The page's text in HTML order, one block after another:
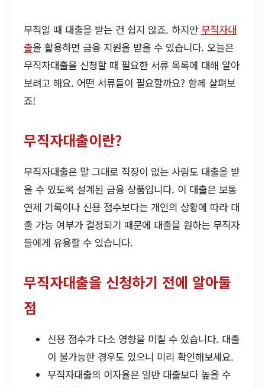
무직일 때 대출을 받는 건 쉽지 않죠. 하지만무직자대
출을 활용하면 금융 지원을 받을 수 있습니다. 오늘은
무직자대출을 신청할 때 필요한 서류 목록에 대해 알아
보려고 해요. 어떤 서류들이 필요할까요? 함께 살펴보
죠!
무직자대출이란?
무직자대출은 말 그대로 직장이 없는 사람도 대출을 받
을 수 있도록 설계된 금융 상품입니다. 이 대출은 보통
연체 기록이나 신용 점수보다는 개인의 상황에 따라 대
출 가능 여부가 결정되기 때문에 대출을 원하는 무직자
들에게 유용할 수 있습니다.
무직자대출을 신청하기 전에 알아둘
점
신용 점수가 다소 영향을 미칠 수 있습니다. 대출
이 불가능한 경우도 있으니 미리 확인해보세요.
무직자대출의 이자율은 일반 대출보다 높을 수